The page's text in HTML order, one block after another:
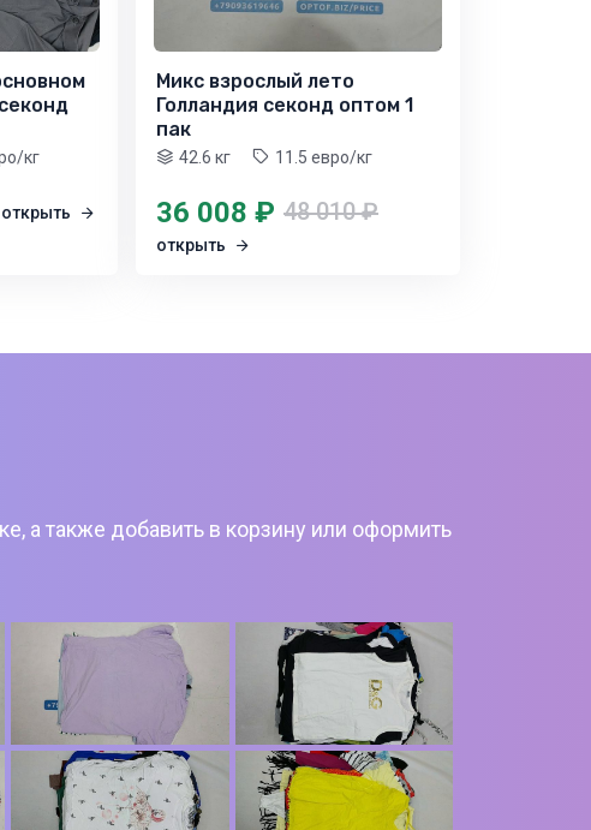
кг
открыть
Микс взрослый лето
Голландия секонд оптом 1
пак
42.6 кг 11.5 евро/кг
36 008 ₽ 48 010 ₽
открыть
а также добавить в корзину или оформить